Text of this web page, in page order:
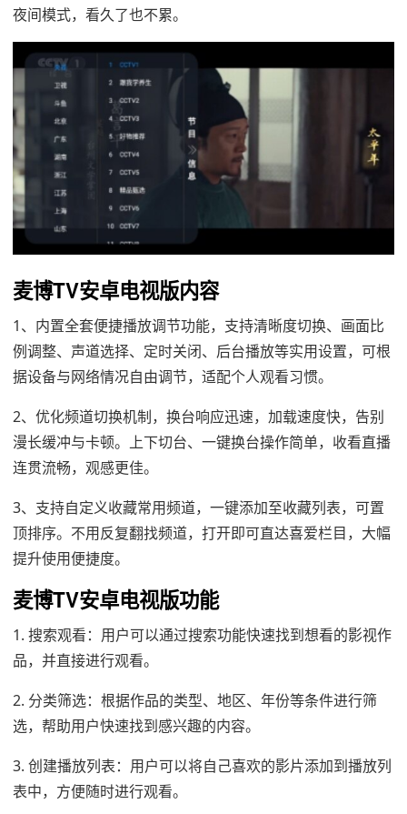
夜间模式，看久了也不累。
麦博TV安卓电视版内容
1、内置全套便捷播放调节功能，支持清晰度切换、画面比
例调整、声道选择、定时关闭、后台播放等实用设置，可根
据设备与网络情况自由调节，适配个人观看习惯。
2、优化频道切换机制，换台响应迅速，加载速度快，告别
漫长缓冲与卡顿。上下切台、一键换台操作简单，收看直播
连贯流畅，观感更佳。
3、支持自定义收藏常用频道，一键添加至收藏列表，可置
顶排序。不用反复翻找频道，打开即可直达喜爱栏目，大幅
提升使用便捷度。
麦博TV安卓电视版功能
1. 搜索观看：用户可以通过搜索功能快速找到想看的影视作
品，并直接进行观看。
2. 分类筛选：根据作品的类型、地区、年份等条件进行筛
选，帮助用户快速找到感兴趣的内容。
3. 创建播放列表：用户可以将自己喜欢的影片添加到播放列
表中，方便随时进行观看。